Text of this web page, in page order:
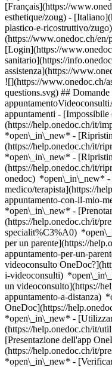
[Français](https://
esthetique/zoug) -
plastico-e-ricostruttivo/
(https://www.onedoc.ch/en/
[Login](https://
sanitario](https://
assistenza](https://
![](https://www.onedoc.ch/
questions.svg) ##
appuntamenti -
(https://help.onedoc.ch/it/
*open\_in\_new* -
(https://help.onedoc.ch/it/
*open\_in\_new* -
(https://help.onedoc.ch/it/
onedoc) *open\_in\_new* -
medico/terapista](https://
appuntamento-con-il-mio-
*open\_in\_new* -
(https://help.onedoc.ch/it/
specialit%C3%A0)
per un parente](https://
appuntamento-per-un-
videoconsulto
i-videoconsulti)
un videoconsulto](https://
appuntamento-a-distanza)
OneDoc](https://
*open\_in\_new* -
(https://help.onedoc.ch/it/
[Presentazione dell'app
(https://help.onedoc.ch/it/
*open\_in\_new* - [Verificare se un appuntamento è confermato](https://help.onedoc.ch/it/verificare-se-un-appuntamento-%C3%A8-confermato) *open\_in\_new* - [Annullare un appuntamento prenotato online su OneDoc](https://help.onedoc.ch/it/annullare-un-appuntamento-prenotato-online-su-onedoc) *open\_in\_new* - [Non ho ricevuto la conferma dell'appuntamento](https://help.onedoc.ch/it/non-ho-ricevuto-la-conferma-dellappuntamento) *open\_in\_new* [Vedi tutti i nostri articoli *open\_in\_new*](https://help.onedoc.ch/it/) close ## Modifica la ricerca ![Casa con segno più che indica che la consultazione può essere effettuata in sede](https://www.onedoc.ch/assets/images/icons/on-site.svg) In loco ![Fotocamera con simbolo play che indica che la consultazione può essere effettuata a distanza in video](https://www.onedoc.ch/assets/images/icons/remote.svg) A distanza Cerca #### Specialità #### Professionisti #### Istituti edit Chirurgo plastico e ricostruttivo a Zugo tune Filtra per Nuovo paziente*keyboard\_arrow\_down* - Accettato*check\_circle* Lingua parlata*keyboard\_arrow\_down* - Croato*check\_circle* - Finlandese*check\_circle* - Francese*check\_circle* - Greco*check\_circle* - Inglese*check\_circle* - Italiano*check\_circle* - Macedone*check\_circle* - Olandese*check\_circle* - Persiano*check\_circle* - Portoghese*check\_circle* - Spagnolo*check\_circle* - Svedese*check\_circle* - Tedesco*check\_circle* - Ungherese*check\_circle* Sesso*keyboard\_arrow\_down* - Donna*check\_circle* - Uomo*check\_circle* Rete*keyboard\_arrow\_down* - Hirslanden*check\_circle* Disponibilità*keyboard\_arrow\_down* - Disponibile oggi*check\_circle* - Entro i prossimi 3 giorni*check\_circle* - Entro i prossimi 7 giorni*check\_circle* - Entro i prossimi 14 giorni*check\_circle* # __Chirurgo plastico e ricostruttivo__ a __Zugo__: prenota il tuo appuntamento online oggi ## 5 risultati a Zugo [![Prof. Goetz A. Giessler, chirurgo plastico e ricostruttivo a Zugo](https://assets.onedoc.ch/images/users/